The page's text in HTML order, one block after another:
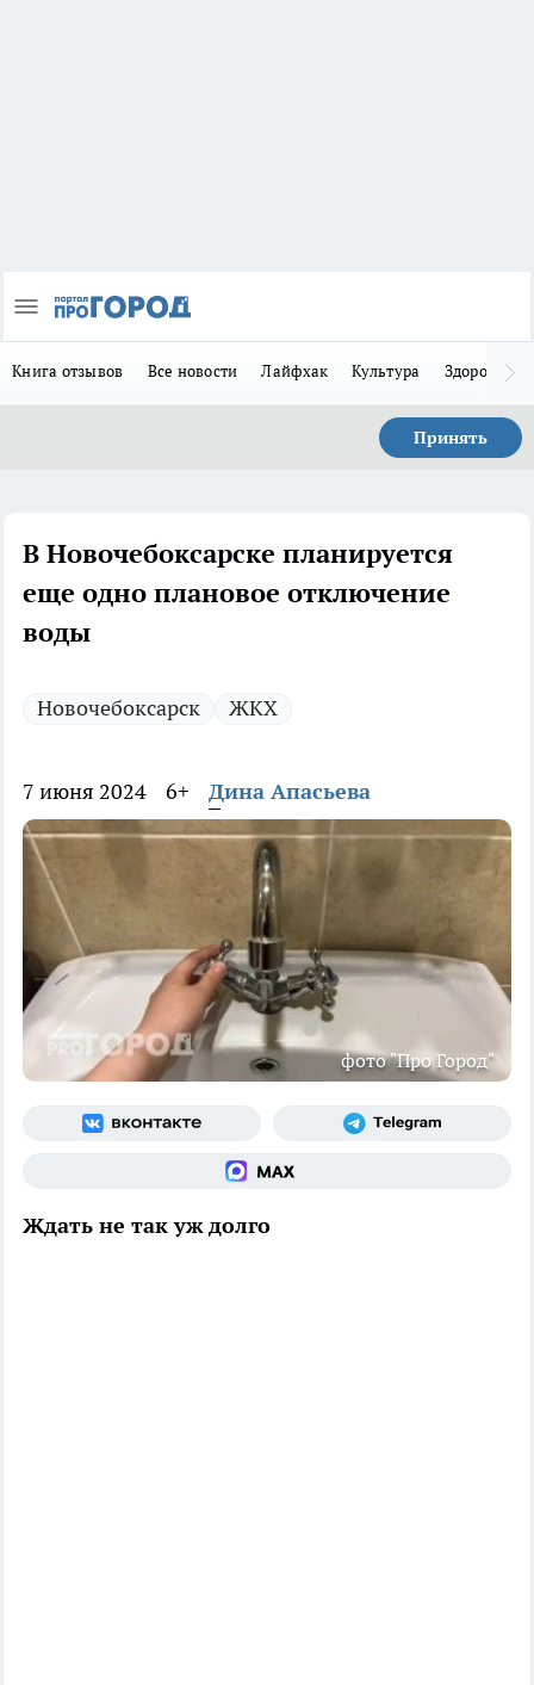
Книга отзывов Все новости Лайфхак Культура Здоровье
Принять
В Новочебоксарске планируется
еще одно плановое отключение
воды
Новочебоксарск ЖКХ
7 июня 2024 6+ Дина Апасьева
фото "Про Город"
Ждать не так уж долго